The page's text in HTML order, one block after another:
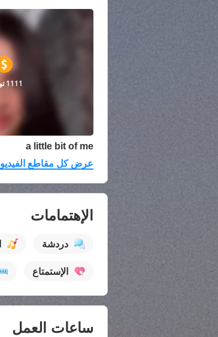
1111 توكينز
a little bit of me
عرض كل مقاطع الفيديو
الإهتمامات
دردشة
الإستمتاع
ساعات العمل